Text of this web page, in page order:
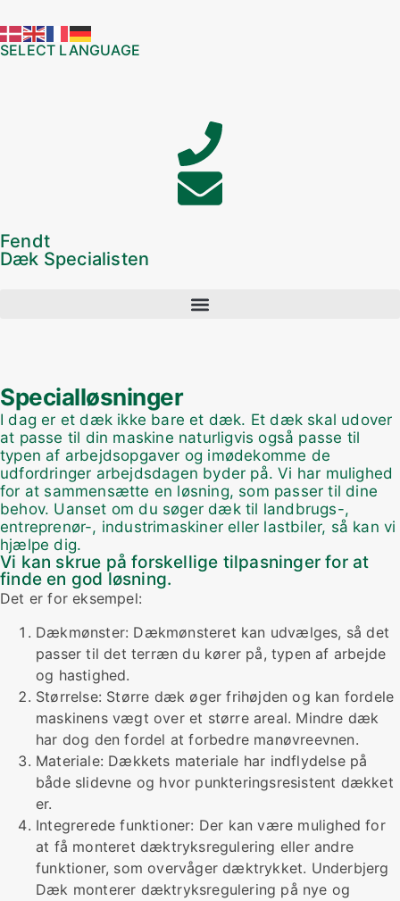
SELECT LANGUAGE
Fendt
Dæk Specialisten
Specialløsninger
I dag er et dæk ikke bare et dæk. Et dæk skal udover
at passe til din maskine naturligvis også passe til
typen af arbejdsopgaver og imødekomme de
udfordringer arbejdsdagen byder på. Vi har mulighed
for at sammensætte en løsning, som passer til dine
behov. Uanset om du søger dæk til landbrugs-,
entreprenør-, industrimaskiner eller lastbiler, så kan vi
hjælpe dig.
Vi kan skrue på forskellige tilpasninger for at
finde en god løsning.
Det er for eksempel:
Dækmønster: Dækmønsteret kan udvælges, så det
passer til det terræn du kører på, typen af arbejde
og hastighed.
Størrelse: Større dæk øger frihøjden og kan fordele
maskinens vægt over et større areal. Mindre dæk
har dog den fordel at forbedre manøvreevnen.
Materiale: Dækkets materiale har indflydelse på
både slidevne og hvor punkteringsresistent dækket
er.
Integrerede funktioner: Der kan være mulighed for
at få monteret dæktryksregulering eller andre
funktioner, som overvåger dæktrykket. Underbjerg
Dæk monterer dæktryksregulering på nye og